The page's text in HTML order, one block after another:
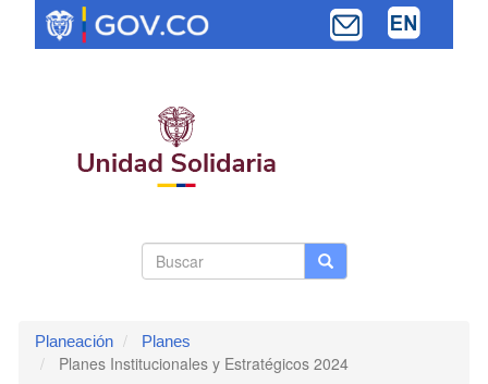
contenido
Buscar Buscar
Planeación Planes
Planes Institucionales y Estratégicos 2024